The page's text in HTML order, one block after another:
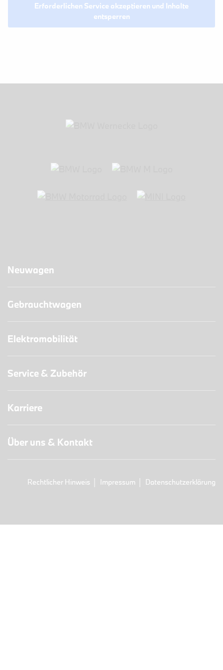
Erforderlichen Service akzeptieren und Inhalte
entsperren
Neuwagen
Gebrauchtwagen
Elektromobilität
Service & Zubehör
Karriere
Über uns & Kontakt
Rechtlicher Hinweis Impressum Datenschutzerklärung